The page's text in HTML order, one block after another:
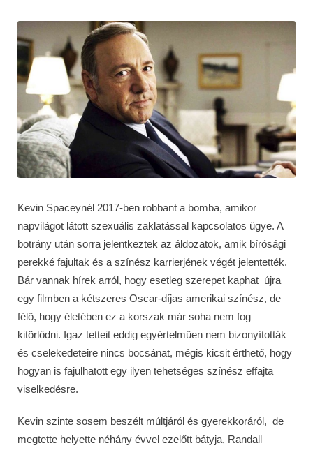
Kevin Spaceynél 2017-ben robbant a bomba, amikor
napvilágot látott szexuális zaklatással kapcsolatos ügye. A
botrány után sorra jelentkeztek az áldozatok, amik bírósági
perekké fajultak és a színész karrierjének végét jelentették.
Bár vannak hírek arról, hogy esetleg szerepet kaphat újra
egy filmben a kétszeres Oscar-díjas amerikai színész, de
félő, hogy életében ez a korszak már soha nem fog
kitörlődni. Igaz tetteit eddig egyértelműen nem bizonyították
és cselekedeteire nincs bocsánat, mégis kicsit érthető, hogy
hogyan is fajulhatott egy ilyen tehetséges színész effajta
viselkedésre.
Kevin szinte sosem beszélt múltjáról és gyerekkoráról, de
megtette helyette néhány évvel ezelőtt bátyja, Randall